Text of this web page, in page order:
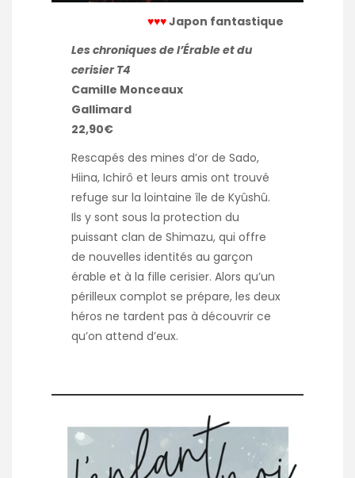
♥♥♥Japon fantastique
Les chroniques de l’Érable et du
cerisier T4
Camille Monceaux
Gallimard
22,90€
Rescapés des mines d’or de Sado,
Hiina, Ichirô et leurs amis ont trouvé
refuge sur la lointaine île de Kyûshû.
Ils y sont sous la protection du
puissant clan de Shimazu, qui offre
de nouvelles identités au garçon
érable et à la fille cerisier. Alors qu’un
périlleux complot se prépare, les deux
héros ne tardent pas à découvrir ce
qu’on attend d’eux.